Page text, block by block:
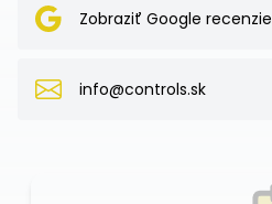
Zobraziť Google recenzie
info@controls.sk